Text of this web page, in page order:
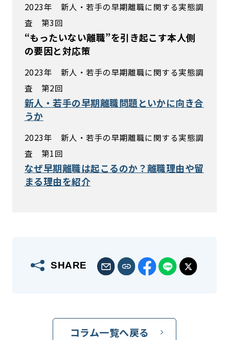
2023年 新人・若手の早期離職に関する実態調
査 第3回
“もったいない離職”を引き起こす本人側
の要因と対応策
2023年 新人・若手の早期離職に関する実態調
査 第2回
新人・若手の早期離職問題といかに向き合
うか
2023年 新人・若手の早期離職に関する実態調
査 第1回
なぜ早期離職は起こるのか？離職理由や留
まる理由を紹介
SHARE
コラム一覧へ戻る